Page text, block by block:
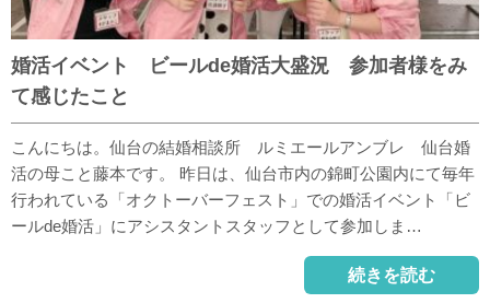
婚活イベント ビールde婚活大盛況 参加者様をみ
て感じたこと
こんにちは。仙台の結婚相談所 ルミエールアンブレ 仙台婚
活の母こと藤本です。 昨日は、仙台市内の錦町公園内にて毎年
行われている「オクトーバーフェスト」での婚活イベント「ビ
ールde婚活」にアシスタントスタッフとして参加しま…
続きを読む